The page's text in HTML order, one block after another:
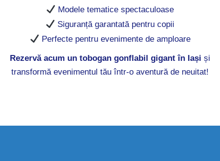
Modele tematice spectaculoase
Siguranță garantată pentru copii
Perfecte pentru evenimente de amploare
Rezervă acum un tobogan gonflabil gigant în Iași și
transformă evenimentul tău într-o aventură de neuitat!